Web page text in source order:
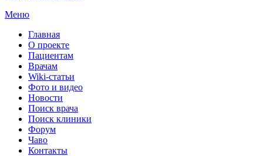
Меню
Главная
О проекте
Пациентам
Врачам
Wiki-статьи
Фото и видео
Новости
Поиск врача
Поиск клиники
Форум
Чаво
Контакты